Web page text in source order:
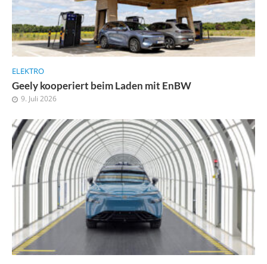
ELEKTRO
Geely kooperiert beim Laden mit EnBW
9. Juli 2026